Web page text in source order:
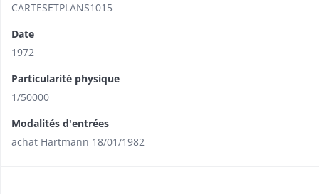
CARTESETPLANS1015
Date
1972
Particularité physique
1/50000
Modalités d'entrées
achat Hartmann 18/01/1982